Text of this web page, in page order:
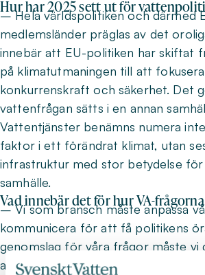
Hur har 2025 sett ut för
– Hela världspolitiken och därmed
medlemsländer präglas av det
innebär att EU-politiken har skiftat
på klimatutmaningen till att
konkurrenskraft och säkerhet. Det
vattenfrågan sätts i en annan
Vattentjänster benämns numera
faktor i ett förändrat klimat, utan
infrastruktur med stor betydelse
samhälle.
Vad innebär det för hur VA-
– Vi som bransch måste anpassa
kommunicera för att få politikens
genomslag för våra frågor måste vi
argument för hur vi som sektor kan